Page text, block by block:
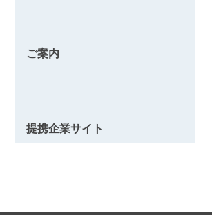
ご案内
提携企業サイト